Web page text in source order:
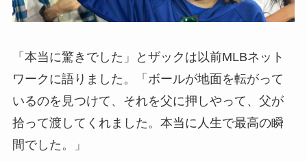
「本当に驚きでした」とザックは以前MLBネット
ワークに語りました。「ボールが地面を転がって
いるのを見つけて、それを父に押しやって、父が
拾って渡してくれました。本当に人生で最高の瞬
間でした。」